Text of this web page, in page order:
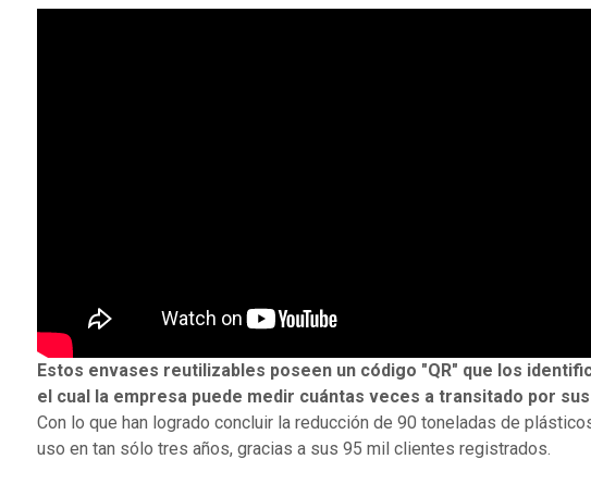
Estos envases reutilizables poseen un código "QR" que los
el cual la empresa puede medir cuántas veces a transitado por
Con lo que han logrado concluir la reducción de 90 toneladas de
uso en tan sólo tres años, gracias a sus 95 mil clientes registrados.